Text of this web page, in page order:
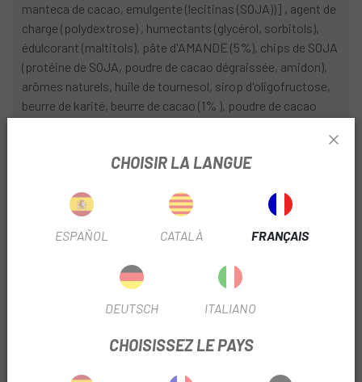
manteca de cacao, emulgente (lecitinas (SOJA))] , agent de
charge (polydextrose) , humectants (glycérol, sorbitols),
édulcorant (maltitols), pâte d'AMANDE (5%), chips de SOJA
(protéine de SOJA, poudre de cacao dégraissée, amidon),
arômes naturels, huile de tournesol, sirop d'oligofructose,
beurre de karité, beurre de cacao (1% ), poudre de cacao
colorant (concentré de pomme et d'hibiscus), pâte de
Peut contenir : BLÉ, ORGE, ARACHIDES, LAIT, NOIX DE
CAJOU.
INGRÉDIENTS SAVEUR Amande Salée et Caramel :
pois, protéine de riz), agent de charge (polydextrose),
humectants (glycérol, sorbitols), édulcorant (maltitols),
amidon, sel), pâte d'AMANDE (5%), AMANDES coupées en
CHOISIR LA LANGUE
ESPAÑOL CATALÀ FRANÇAIS
DEUTSCH ITALIANO
CHOISISSEZ LE PAYS